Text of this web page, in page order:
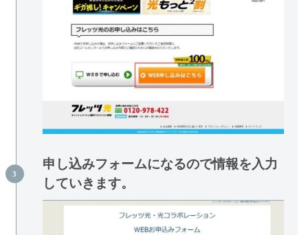
申し込みフォームになるので情報を入力
していきます。